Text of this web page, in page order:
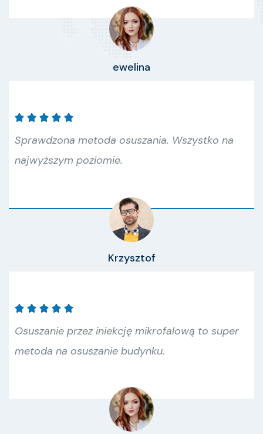
ewelina
    
Sprawdzona metoda osuszania. Wszystko na
najwyższym poziomie.
Krzysztof
    
Osuszanie przez iniekcję mikrofalową to super
metoda na osuszanie budynku.